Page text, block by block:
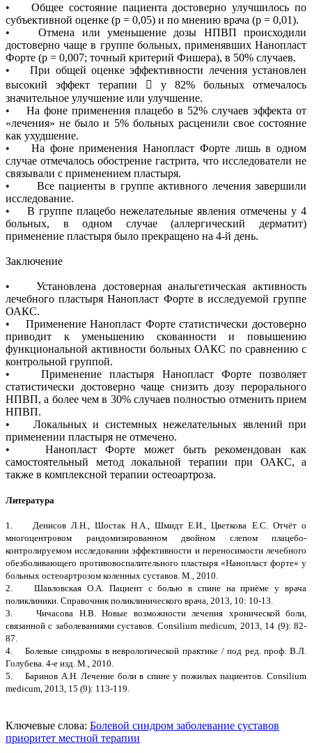
• Общее состояние пациента достоверно улучшилось по
субъективной оценке (р = 0,05) и по мнению врача (р = 0,01).
• Отмена или уменьшение дозы НПВП происходили
достоверно чаще в группе больных, применявших Нанопласт
Форте (р = 0,007; точный критерий Фишера), в 50% случаев.
• При общей оценке эффективности лечения установлен
высокий эффект терапии  у 82% больных отмечалось
значительное улучшение или улучшение.
• На фоне применения плацебо в 52% случаев эффекта от
«лечения» не было и 5% больных расценили свое состояние
как ухудшение.
• На фоне применения Нанопласт Форте лишь в одном
случае отмечалось обострение гастрита, что исследователи не
связывали с применением пластыря.
• Все пациенты в группе активного лечения завершили
исследование.
• В группе плацебо нежелательные явления отмечены у 4
больных, в одном случае (аллергический дерматит)
применение пластыря было прекращено на 4-й день.
Заключение
• Установлена достоверная анальгетическая активность
лечебного пластыря Нанопласт Форте в исследуемой группе
ОАКС.
• Применение Нанопласт Форте статистически достоверно
приводит к уменьшению скованности и повышению
функциональной активности больных ОАКС по сравнению с
контрольной группой.
• Применение пластыря Нанопласт Форте позволяет
статистически достоверно чаще снизить дозу перорального
НПВП, а более чем в 30% случаев полностью отменить прием
НПВП.
• Локальных и системных нежелательных явлений при
применении пластыря не отмечено.
• Нанопласт Форте может быть рекомендован как
самостоятельный метод локальной терапии при ОАКС, а
также в комплексной терапии остеоартроза.
Литература
1. Денисов Л.Н., Шостак Н.А., Шмидт Е.И., Цветкова Е.С. Отчёт о
многоцентровом рандомизированном двойном слепом плацебо-
контролируемом исследовании эффективности и переносимости лечебного
обезболивающего противовоспалительного пластыря «Нанопласт форте» у
больных остеоартрозом коленных суставов. М., 2010.
2. Шавловская О.А. Пациент с болью в спине на приёме у врача
поликлиники. Справочник поликлинического врача, 2013, 10: 10-13.
3. Чичасова Н.В. Новые возможности лечения хронической боли,
связанной с заболеваниями суставов. Consilium medicum, 2013, 14 (9): 82-
87.
4. Болевые синдромы в неврологической практике / под ред. проф. В.Л.
Голубева. 4-е изд. М., 2010.
5. Баринов А.Н. Лечение боли в спине у пожилых пациентов. Consilium
medicum, 2013, 15 (9): 113-119.
Ключевые слова: Болевой синдром заболевание суставов
приоритет местной терапии